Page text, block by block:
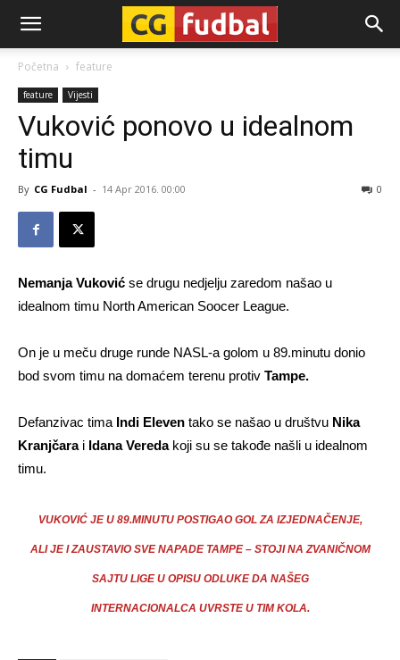
CG-
Fudbal
Početna feature
feature Vijesti
Vuković ponovo u idealnom
timu
By CG Fudbal - 14 Apr 2016. 00:00 0
Nemanja Vuković se drugu nedjelju zaredom našao u
idealnom timu North American Soocer League.
On je u meču druge runde NASL-a golom u 89.minutu donio
bod svom timu na domaćem terenu protiv Tampe.
Defanzivac tima Indi Eleven tako se našao u društvu Nika
Kranjčarai Idana Veredakoji su se takođe našli u idealnom
timu.
VUKOVIĆ JE U 89.MINUTU POSTIGAO GOL ZA IZJEDNAČENJE,
ALI JE I ZAUSTAVIO SVE NAPADE TAMPE – STOJI NA ZVANIČNOM
SAJTU LIGE U OPISU ODLUKE DA NAŠEG
INTERNACIONALCA UVRSTE U TIM KOLA.